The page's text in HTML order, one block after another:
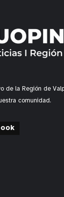
de la Región de
comunidad.